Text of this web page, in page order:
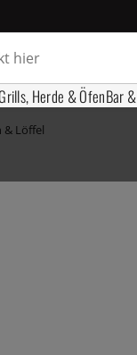
Grills, Herde & ÖfenBar
& Löffel